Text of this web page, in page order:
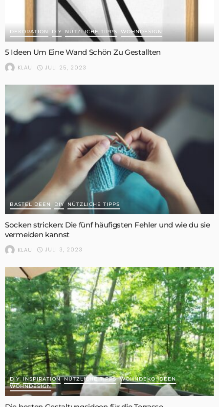
DEKORATION DIY NÜTZLICHE TIPPS WOHNDESIGN
5 Ideen Um Eine Wand Schön Zu Gestallten
KLAU JULI 25, 2023
BASTELIDEEN DIY NÜTZLICHE TIPPS
Socken stricken: Die fünf häufigsten Fehler und wie du sie
vermeiden kannst
KLAU JULI 3, 2023
DIY INSPIRATION NÜTZLICHE TIPPS WOHNDEKO IDEEN
WOHNDESIGN